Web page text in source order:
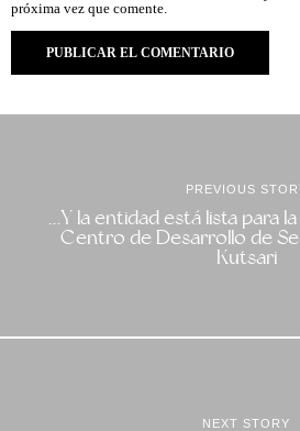
próxima vez que comente.
PREVIOUS
…Y la entidad está lista para
Centro de Desarrollo de
Kutsari
NEXT STORY